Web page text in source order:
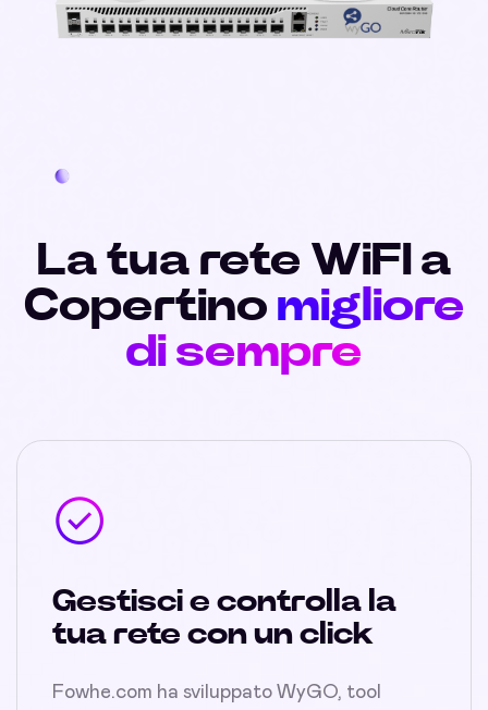
La tua rete WiFI a
Copertino migliore
di sempre
Gestisci e controlla la
tua rete con un click
Fowhe.com ha sviluppato WyGO, tool